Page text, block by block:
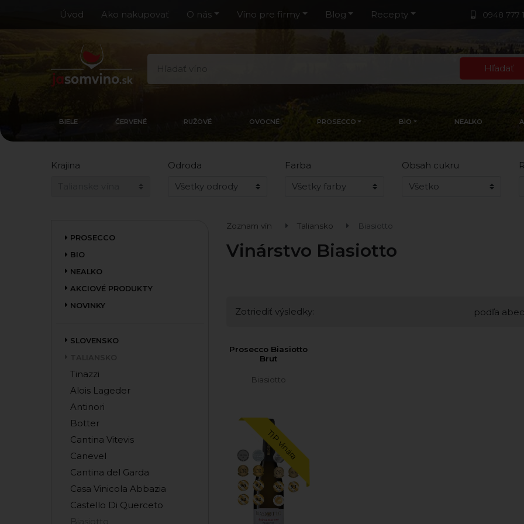
0948 777
Úvod Ako nakupovať O nás Víno pre firmy Blog Recepty
Hľadať
BIELE ČERVENÉ RUŽOVÉ OVOCNÉ PROSECCO BIO NEALKO
Krajina Odroda Farba Obsah cukru
PROSECCO
BIO
NEALKO
AKCIOVÉ PRODUKTY
NOVINKY
SLOVENSKO
Tinazzi
Alois Lageder
Antinori
Botter
Cantina Vitevis
Canevel
Cantina del Garda
Casa Vinicola Abbazia
Castello Di Querceto
Zoznam vín Taliansko Biasiotto
Vinárstvo Biasiotto
Zotriediť výsledky: podľa
Prosecco Biasiotto
Brut
Biasiotto
TIP vinára